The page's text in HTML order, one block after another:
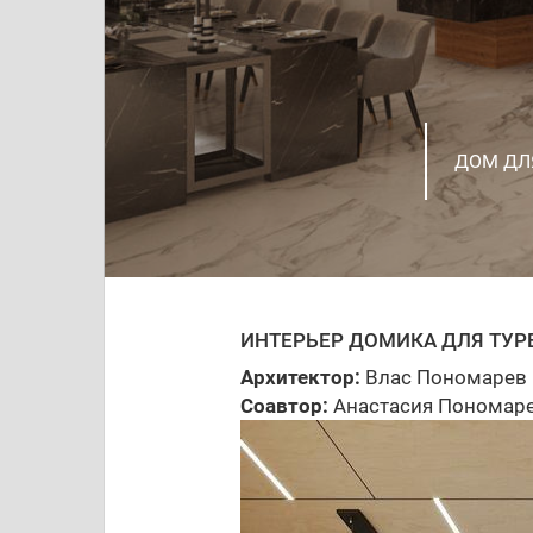
ДОМ
ЖИЛОЙ
САЛОН
ИНТЕРЬЕР ДОМИКА ДЛЯ
Архитектор: Влас Пономарев
Соавтор:Анастасия